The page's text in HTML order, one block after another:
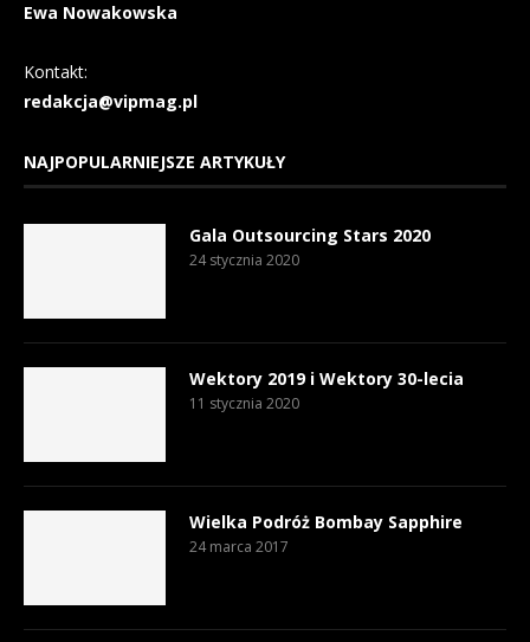
Ewa Nowakowska
Kontakt:
redakcja@vipmag.pl
NAJPOPULARNIEJSZE ARTYKUŁY
Gala Outsourcing Stars 2020
24 stycznia 2020
Wektory 2019 i Wektory 30-lecia
11 stycznia 2020
Wielka Podróż Bombay Sapphire
24 marca 2017